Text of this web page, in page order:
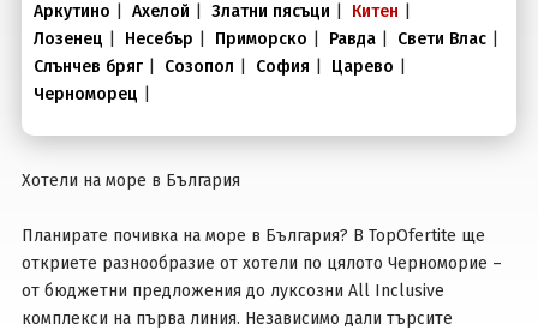
Празници
Турция
Услуги
Вход
Аркутино Ахелой Златни пясъци Китен
Лозенец
Несебър Приморско Равда| Свети Влас|
Слънчев бряг| Созопол София Царево
Черноморец
Хотели на море в България
Планирате почивка на море в България? В TopOfertite ще
откриете разнообразие от хотели по цялото Черноморие –
от бюджетни предложения до луксозни All Inclusive
комплекси на първа линия. Независимо дали търсите